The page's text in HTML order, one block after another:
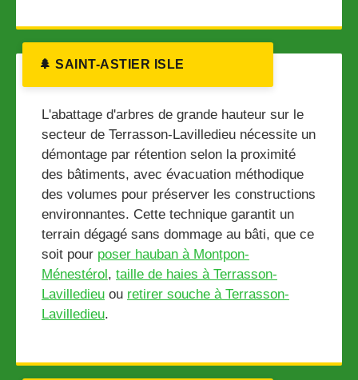
🌲 SAINT-ASTIER ISLE
L'abattage d'arbres de grande hauteur sur le
secteur de Terrasson-Lavilledieu nécessite un
démontage par rétention selon la proximité
des bâtiments, avec évacuation méthodique
des volumes pour préserver les constructions
environnantes. Cette technique garantit un
terrain dégagé sans dommage au bâti, que ce
soit pour poser hauban à Montpon-
Ménestérol, taille de haies à Terrasson-
Lavilledieu ou retirer souche à Terrasson-
Lavilledieu.